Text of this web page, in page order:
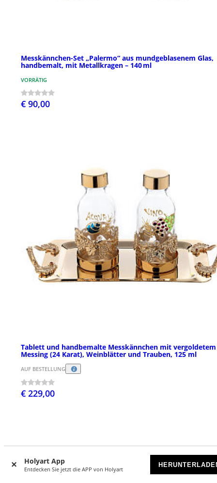
Holyart App
Entdecken Sie jetzt die APP von Holyart
Messkännchen-Set „Palermo“ aus mundgeblasenem Glas,
handbemalt, mit Metallkragen – 140 ml
VORRÄTIG
€ 90,00
Tablett und handbemalte Messkännchen mit vergoldetem
Messing (24 Karat), Weinblätter und Trauben, 125 ml
AUF BESTELLUNG
€ 229,00